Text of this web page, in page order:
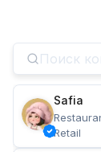
Safia
Retail